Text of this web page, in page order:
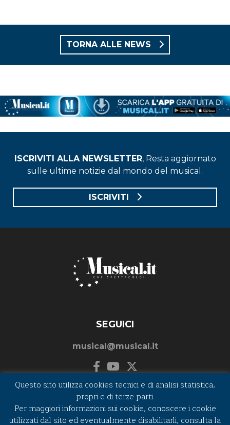
TORNA ALLE NEWS
ISCRIVITI ALLA NEWSLETTER, Resta aggiornato
sulle ultime notizie dal mondo del musical.
ISCRIVITI
SEGUICI
musical@musical.it
©2026 MUSICAL.IT - P.I. e C.F. 01262820432
Questo sito utilizza cookies tecnici e di analisi statistica,
propri e di terze parti.
Per maggiori informazioni sui cookie, conoscere i cookie
utilizzati dal sito ed eventualmente disabilitarli, consulta la